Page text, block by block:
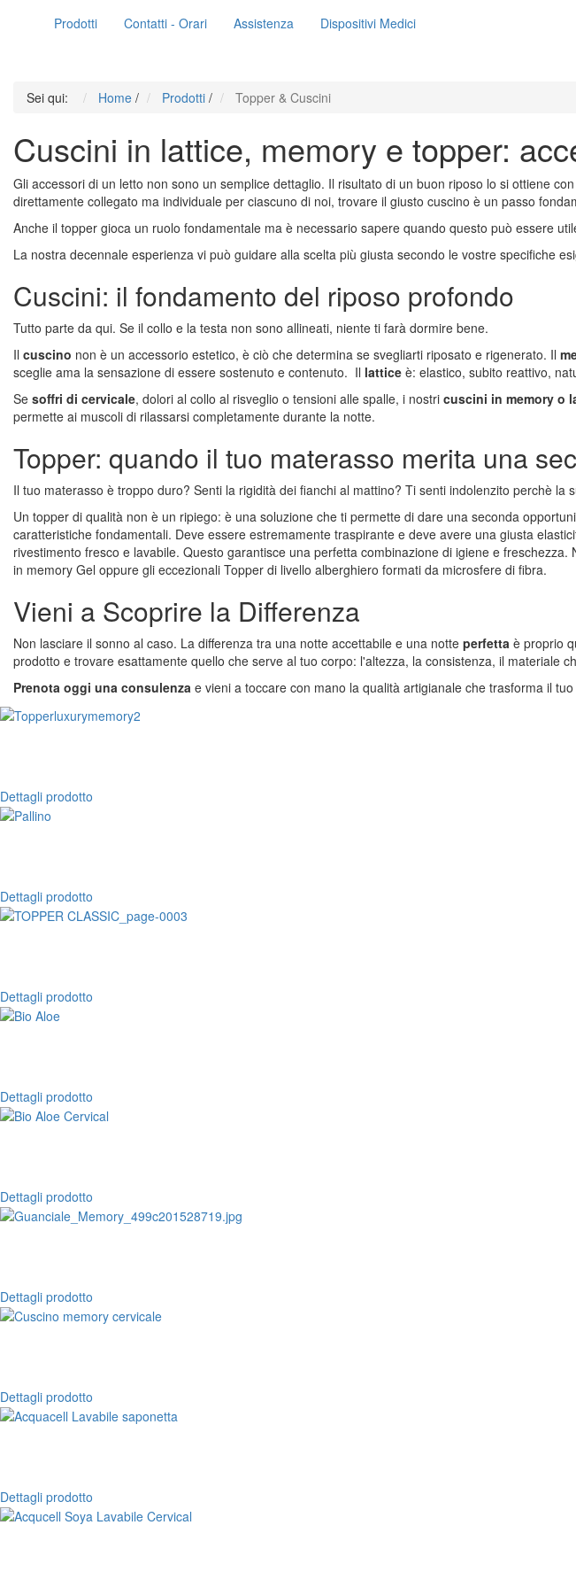
Prodotti Contatti - Orari Assistenza Dispositivi Medici
Sei qui: Home / Prodotti / Topper & Cuscini
Cuscini in lattice, memory e topper:
Gli accessori di un letto non sono un semplice dettaglio. Il risultato di un buon riposo lo si ottiene
direttamente collegato ma individuale per ciascuno di noi, trovare il giusto cuscino è un passo
Anche il topper gioca un ruolo fondamentale ma è necessario sapere quando questo può essere
La nostra decennale esperienza vi può guidare alla scelta più giusta secondo le vostre specifiche
Cuscini: il fondamento del riposo profondo
Tutto parte da qui. Se il collo e la testa non sono allineati, niente ti farà dormire bene.
Il cuscino non è un accessorio estetico, è ciò che determina se svegliarti riposato e rigenerato. Il
sceglie ama la sensazione di essere sostenuto e contenuto. Il lattice è: elastico, subito reattivo,
Se soffri di cervicale, dolori al collo al risveglio o tensioni alle spalle, i nostri cuscini in memory o
permette ai muscoli di rilassarsi completamente durante la notte.
Topper: quando il tuo materasso merita una
Il tuo materasso è troppo duro? Senti la rigidità dei fianchi al mattino? Ti senti indolenzito perchè la
Un topper di qualità non è un ripiego: è una soluzione che ti permette di dare una seconda
caratteristiche fondamentali. Deve essere estremamente traspirante e deve avere una giusta
rivestimento fresco e lavabile. Questo garantisce una perfetta combinazione di igiene e
in memory Gel oppure gli eccezionali Topper di livello alberghiero formati da microsfere di fibra.
Vieni a Scoprire la Differenza
Non lasciare il sonno al caso. La differenza tra una notte accettabile e una notte perfetta è proprio
prodotto e trovare esattamente quello che serve al tuo corpo: l'altezza, la consistenza, il materiale
Prenota oggi una consulenza e vieni a toccare con mano la qualità artigianale che trasforma il
Dettagli prodotto
Dettagli prodotto
Dettagli prodotto
Dettagli prodotto
Dettagli prodotto
Dettagli prodotto
Dettagli prodotto
Dettagli prodotto